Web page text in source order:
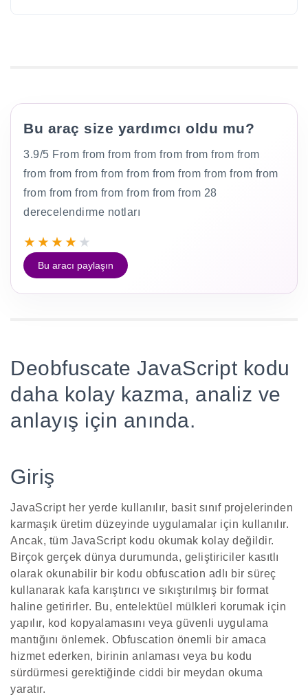
Bu araç size yardımcı oldu mu?
3.9/5 From from from from from from from from
from from from from from from from from from from
from from from from from from from 28
derecelendirme notları
★★★★ ★
Bu aracı paylaşın
Deobfuscate JavaScript kodu
daha kolay kazma, analiz ve
anlayış için anında.
Giriş
JavaScript her yerde kullanılır, basit sınıf projelerinden
karmaşık üretim düzeyinde uygulamalar için kullanılır.
Ancak, tüm JavaScript kodu okumak kolay değildir.
Birçok gerçek dünya durumunda, geliştiriciler kasıtlı
olarak okunabilir bir kodu obfuscation adlı bir süreç
kullanarak kafa karıştırıcı ve sıkıştırılmış bir format
haline getirirler. Bu, entelektüel mülkleri korumak için
yapılır, kod kopyalamasını veya güvenli uygulama
mantığını önlemek. Obfuscation önemli bir amaca
hizmet ederken, birinin anlaması veya bu kodu
sürdürmesi gerektiğinde ciddi bir meydan okuma
yaratır.